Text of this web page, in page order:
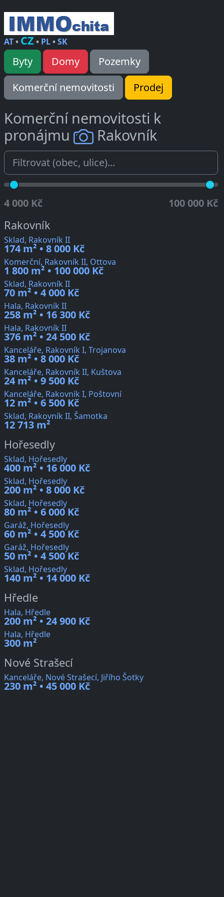
AT• CZ • PL•SK
Byty Domy
Pozemky
Komerční nemovitosti
Prodej
Komerční nemovitosti k
pronájmu
Rakovník
4 000 Kč 100 000 Kč
Rakovník
Sklad, Rakovník II
174 m² • 8 000 Kč
Komerční, Rakovník II, Ottova
1 800 m² • 100 000 Kč
Sklad, Rakovník II
70 m² • 4 000 Kč
Hala, Rakovník II
258 m² • 16 300 Kč
Hala, Rakovník II
376 m² • 24 500 Kč
Kanceláře, Rakovník I, Trojanova
38 m² • 8 000 Kč
Kanceláře, Rakovník II, Kuštova
24 m² • 9 500 Kč
Kanceláře, Rakovník I, Poštovní
12 m² • 6 500 Kč
Sklad, Rakovník II, Šamotka
12 713 m²
Hořesedly
Sklad, Hořesedly
400 m² • 16 000 Kč
Sklad, Hořesedly
200 m² • 8 000 Kč
Sklad, Hořesedly
80 m² • 6 000 Kč
Garáž, Hořesedly
60 m² • 4 500 Kč
Garáž, Hořesedly
50 m² • 4 500 Kč
Sklad, Hořesedly
140 m² • 14 000 Kč
Hředle
Hala, Hředle
200 m² • 24 900 Kč
Hala, Hředle
300 m²
Nové Strašecí
Kanceláře, Nové Strašecí, Jiřího Šotky
230 m² • 45 000 Kč